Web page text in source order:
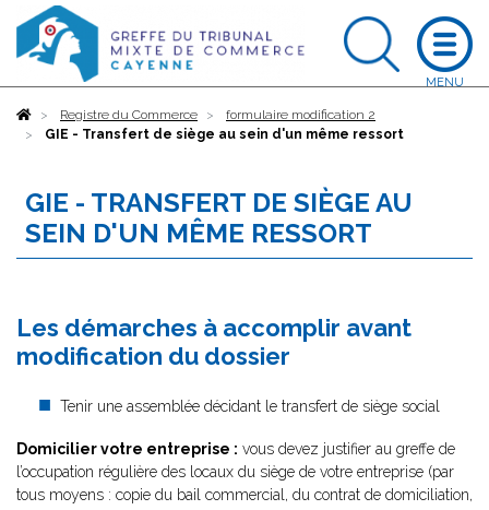
AccueilRegistre du Commerce
formulaire modification 2
GIE - Transfert de siège au sein d'un même ressort
GIE - TRANSFERT DE SIÈGE AU
SEIN D'UN MÊME RESSORT
Les démarches à accomplir avant
modification du dossier
Tenir une assemblée décidant le transfert de siège social
Domicilier votre entreprise : vous devez justifier au greffe de
l’occupation régulière des locaux du siège de votre entreprise (par
tous moyens : copie du bail commercial, du contrat de domiciliation,